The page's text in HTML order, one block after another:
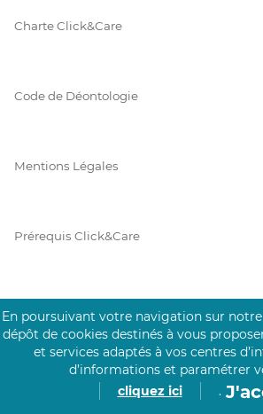
Charte Click&Care
Code de Déontologie
Mentions Légales
Prérequis Click&Care
Vie Privée
En poursuivant votre navigation sur
dépôt de cookies destinés à vous
et services adaptés à vos centres
d’informations et paramétrer
cliquez ici
.